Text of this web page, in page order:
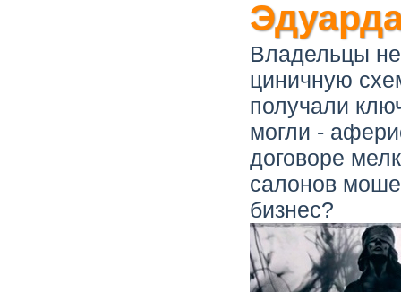
Владельцы
циничную
получали
могли -
договоре
салонов
бизнес?